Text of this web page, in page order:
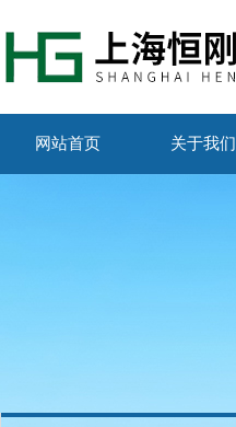
网站首页 关于我们